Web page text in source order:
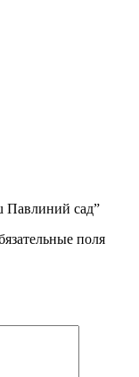
Павлиний сад”
поля